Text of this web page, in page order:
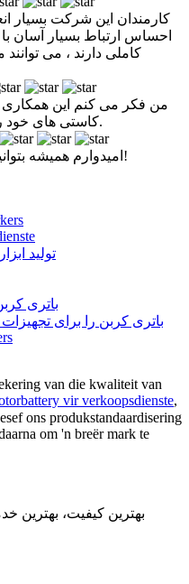
کارمندان این شرکت بسیار
احساس ارتباط بسیار آسان
کاملی دارند ، می
من فکر می کنم این همکاری
کاستی های خود را ببینیم و آنها را به موقع اصلاح کنیم.
امیدوارم همیشه بتوانید چنین سطح حرفه ای را حفظ کنید!
تولید
باتری
باتری کربن را برای
van die kwaliteit van
vir verkoopsdienste,
ons produkstandaardisering
om 'n breër mark te
بهترین کیفیت، بهترین